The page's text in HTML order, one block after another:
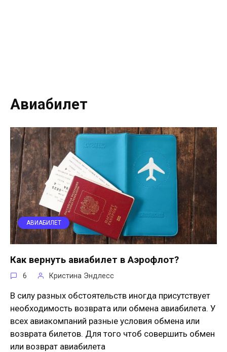
Авиабилет
АВИАБИЛЕТ
Как вернуть авиабилет в Аэрофлот?
6 Кристина Эндлесс
В силу разных обстоятельств иногда присутствует
необходимость возврата или обмена авиабилета. У
всех авиакомпаний разные условия обмена или
возврата билетов. Для того чтоб совершить обмен
или возврат авиабилета